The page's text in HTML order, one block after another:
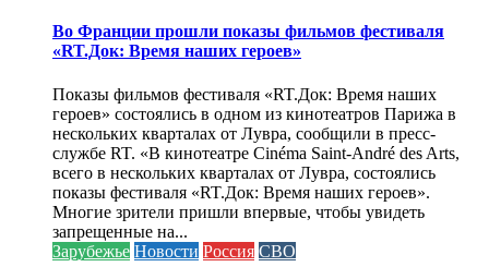
Во Франции прошли показы фильмов фестиваля
«RT.Док: Время наших героев»
Показы фильмов фестиваля «RT.Док: Время наших
героев» состоялись в одном из кинотеатров Парижа в
нескольких кварталах от Лувра, сообщили в пресс-
службе RT. «В кинотеатре Cinéma Saint-André des Arts,
всего в нескольких кварталах от Лувра, состоялись
показы фестиваля «RT.Док: Время наших героев».
Многие зрители пришли впервые, чтобы увидеть
запрещенные на...
Зарубежье Новости Россия СВО